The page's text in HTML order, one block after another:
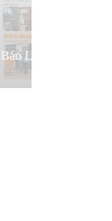
Báo Lai Châu Số